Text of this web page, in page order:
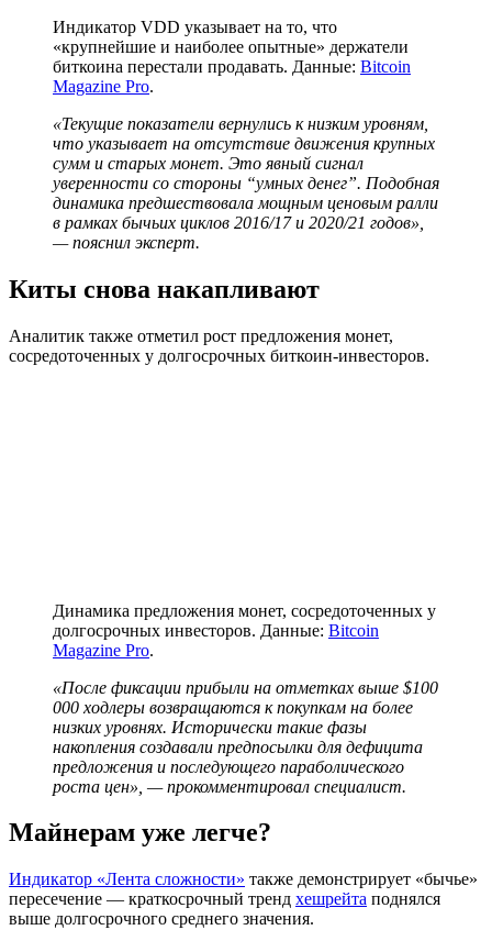
Индикатор VDD указывает на то, что
«крупнейшие и наиболее опытные» держатели
биткоина перестали продавать. Данные: Bitcoin
Magazine Pro.
«Текущие показатели вернулись к низким уровням,
что указывает на отсутствие движения крупных
сумм и старых монет. Это явный сигнал
уверенности со стороны “умных денег”. Подобная
динамика предшествовала мощным ценовым ралли
в рамках бычьих циклов 2016/17 и 2020/21 годов»,
— пояснил эксперт.
Киты снова накапливают
Аналитик также отметил рост предложения монет,
сосредоточенных у долгосрочных биткоин-инвесторов.
Динамика предложения монет, сосредоточенных у
долгосрочных инвесторов. Данные: Bitcoin
Magazine Pro.
«После фиксации прибыли на отметках выше $100
000 ходлеры возвращаются к покупкам на более
низких уровнях. Исторически такие фазы
накопления создавали предпосылки для дефицита
предложения и последующего параболического
роста цен», — прокомментировал специалист.
Майнерам уже легче?
Индикатор «Лента сложности» также демонстрирует «бычье»
пересечение — краткосрочный тренд хешрейта поднялся
выше долгосрочного среднего значения.